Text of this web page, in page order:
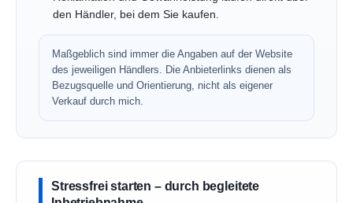
den Händler, bei dem Sie kaufen.
Maßgeblich sind immer die Angaben auf der Website
des jeweiligen Händlers. Die Anbieterlinks dienen als
Bezugsquelle und Orientierung, nicht als eigener
Verkauf durch mich.
Stressfrei starten – durch begleitete